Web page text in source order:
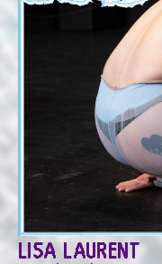
LISA LAURENT